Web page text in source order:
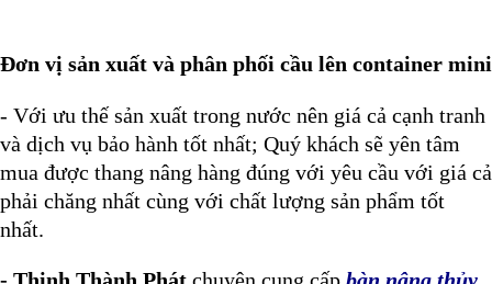
Đơn vị sản xuất và phân phối cầu lên container mini
- Với ưu thế sản xuất trong nước nên giá cả cạnh tranh
và dịch vụ bảo hành tốt nhất; Quý khách sẽ yên tâm
mua được thang nâng hàng đúng với yêu cầu với giá cả
phải chăng nhất cùng với chất lượng sản phẩm tốt
nhất.